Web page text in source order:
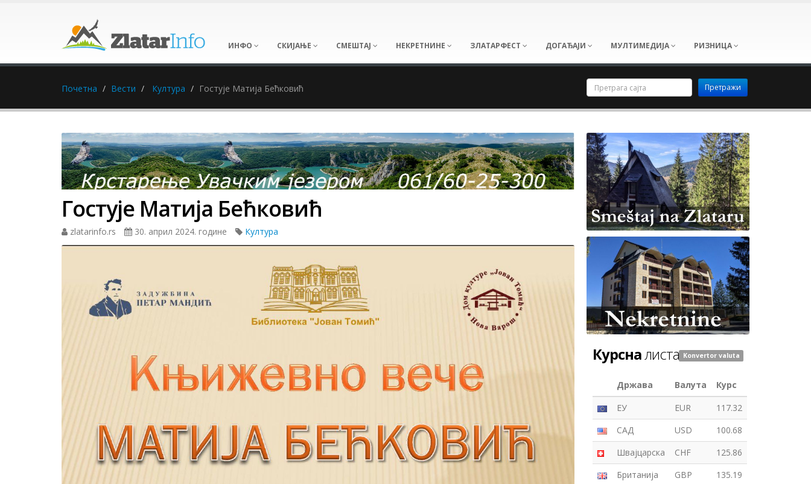
ИНФО СКИЈАЊЕ СМЕШТАЈ НЕКРЕТНИНЕ ЗЛАТАРФЕСТ ДОГАЂАЈИ МУЛТИМЕДИЈА РИЗНИЦА
Почетна Вести Култура Гостује Матија Бећковић
Гостује Матија Бећковић
zlatarinfo.rs 30. април 2024. године Култура
Курсналиста Konvertor valuta
Држава Валута
Курс
ЕУ
EUR
117.32
САД
USD
100.68
Швајцарска
CHF
125.86
Британија
GBP
135.19